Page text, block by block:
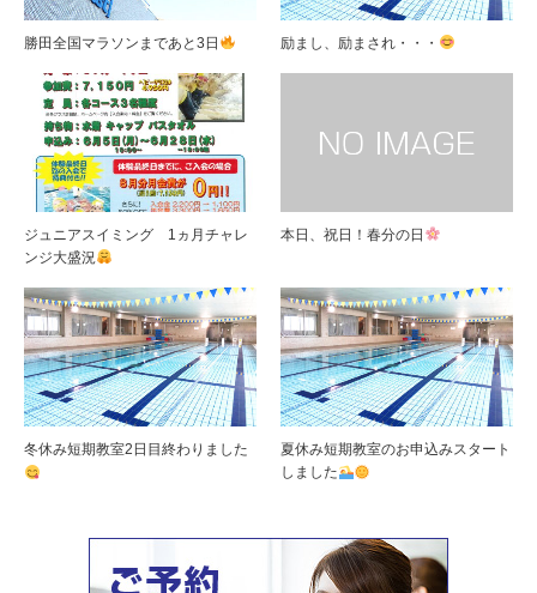
勝田全国マラソンまであと3日 励まし、励まされ・・・
ジュニアスイミング 1ヵ月チャレ
ンジ大盛況
本日、祝日！春分の日
冬休み短期教室2日目終わりました
夏休み短期教室のお申込みスタート
しました